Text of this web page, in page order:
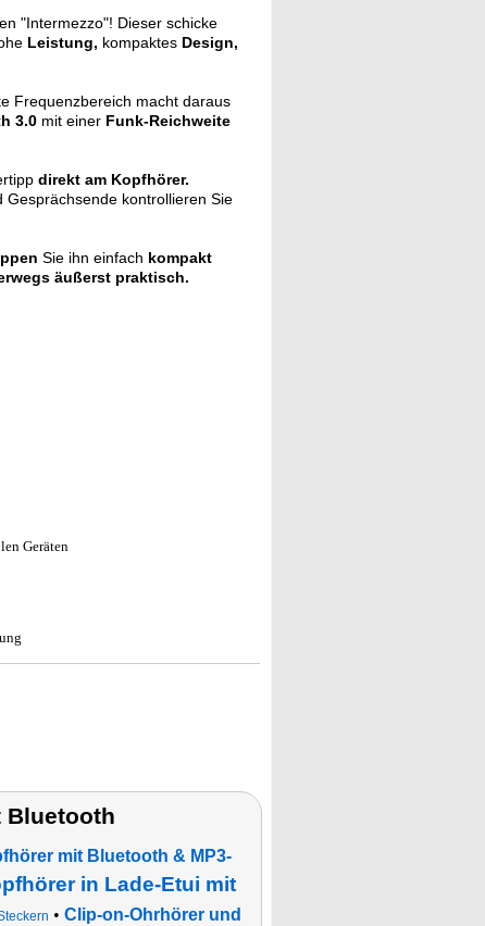
"Intermezzo"! Dieser schicke
Leistung, kompaktes Design,
Frequenzbereich macht daraus
3.0 mit einer Funk-Reichweite
direkt am Kopfhörer.
kontrollieren Sie
Sie ihn einfach kompakt
äußerst praktisch.
Geräten
Bluetooth
mit Bluetooth & MP3-
in Lade-Etui mit
• Clip-on-Ohrhörer und